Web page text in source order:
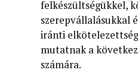
felkészültségükkel,
szerepvállalásukkal
iránti
mutatnak a
számára.